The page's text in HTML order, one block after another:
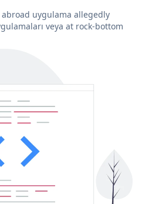
uygulama allegedly
veya at rock-bottom